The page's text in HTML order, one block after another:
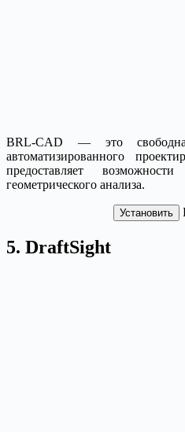
BRL-CAD — это
автоматизированного
предоставляет
геометрического анализа.
Установить
5. DraftSight